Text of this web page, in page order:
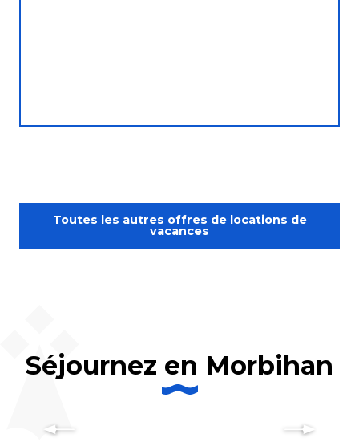
Toutes les autres offres de locations de
vacances
Séjournez en Morbihan
Les hébergements à Quiberon